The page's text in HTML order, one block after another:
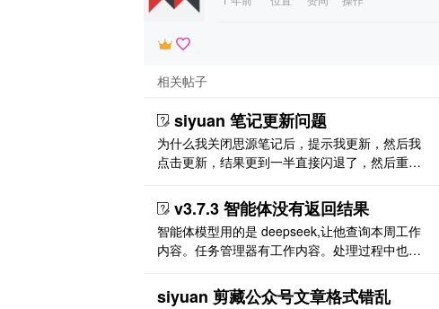
相关帖子
siyuan 笔记更新问题
为什么我关闭思源笔记后，提示我更新，然后我
点击更新，结果更到一半直接闪退了，然后重新
么解决呀
v3.7.3 智能体没有返回结果
智能体模型用的是 deepseek,让他查询本周工作
内容。任务管理器有工作内容。处理过程中也显
片]
siyuan 剪藏公众号文章格式错乱